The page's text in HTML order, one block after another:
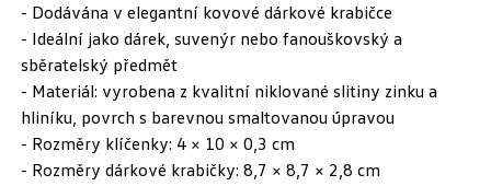
- Dodávána v elegantní kovové dárkové krabičce
- Ideální jako dárek, suvenýr nebo fanouškovský a
sběratelský předmět
- Materiál: vyrobena z kvalitní niklované slitiny zinku a
hliníku, povrch s barevnou smaltovanou úpravou
- Rozměry klíčenky: 4 × 10 × 0,3 cm
- Rozměry dárkové krabičky: 8,7 × 8,7 × 2,8 cm